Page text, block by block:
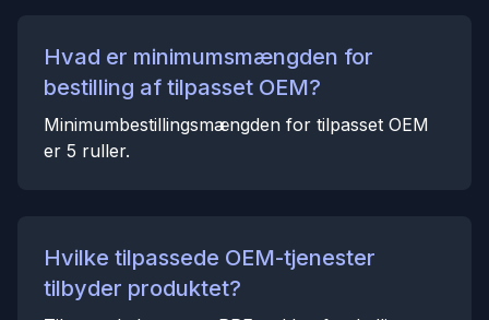
Hvad er minimumsmængden for
bestilling af tilpasset OEM?
Minimumbestillingsmængden for tilpasset OEM
er 5 ruller.
Hvilke tilpassede OEM-tjenester
tilbyder produktet?